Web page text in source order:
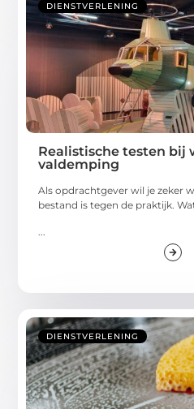
DIENSTVERLENING
Realistische testen bij
valdemping
Als opdrachtgever wil je zeker
bestand is tegen de praktijk.
DIENSTVERLENING